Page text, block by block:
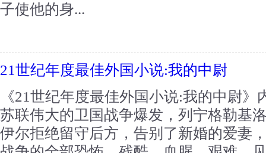
子使他的身...
21世纪年度最佳外国小说:我的中尉
《21世纪年度最佳外国小说:我的中尉》
苏联伟大的卫国战争爆发，列宁格勒基
伊尔拒绝留守后方，告别了新婚的爱妻